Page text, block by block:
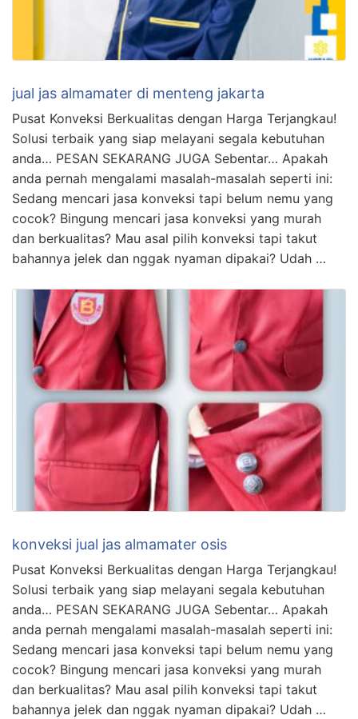
jual jas almamater di menteng jakarta
Pusat Konveksi Berkualitas dengan Harga Terjangkau!
Solusi terbaik yang siap melayani segala kebutuhan
anda… PESAN SEKARANG JUGA Sebentar… Apakah
anda pernah mengalami masalah-masalah seperti ini:
Sedang mencari jasa konveksi tapi belum nemu yang
cocok? Bingung mencari jasa konveksi yang murah
dan berkualitas? Mau asal pilih konveksi tapi takut
bahannya jelek dan nggak nyaman dipakai? Udah …
konveksi jual jas almamater osis
Pusat Konveksi Berkualitas dengan Harga Terjangkau!
Solusi terbaik yang siap melayani segala kebutuhan
anda… PESAN SEKARANG JUGA Sebentar… Apakah
anda pernah mengalami masalah-masalah seperti ini:
Sedang mencari jasa konveksi tapi belum nemu yang
cocok? Bingung mencari jasa konveksi yang murah
dan berkualitas? Mau asal pilih konveksi tapi takut
bahannya jelek dan nggak nyaman dipakai? Udah …